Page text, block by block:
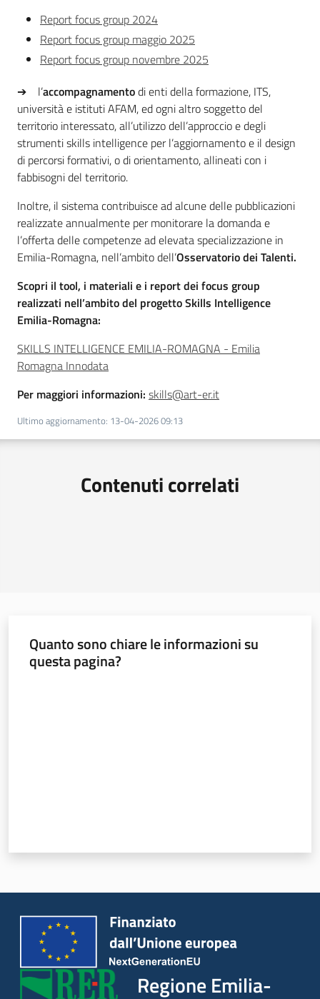
Report focus group 2024
Report focus group maggio 2025
Report focus group novembre 2025
➔ l’accompagnamentodi enti della formazione, ITS,
università e istituti AFAM, ed ogni altro soggetto del
territorio interessato, all’utilizzo dell’approccio e degli
strumenti skills intelligence per l’aggiornamento e il design
di percorsi formativi, o di orientamento, allineati con i
fabbisogni del territorio.
Inoltre, il sistema contribuisce ad alcune delle pubblicazioni
realizzate annualmente per monitorare la domanda e
l’offerta delle competenze ad elevata specializzazione in
Emilia-Romagna, nell’ambito dell’Osservatorio dei Talenti.
Scopri il tool, i materiali e i report dei focus group
realizzati nell’ambito del progetto Skills Intelligence
Emilia-Romagna:
SKILLS INTELLIGENCE EMILIA-ROMAGNA - Emilia
Romagna Innodata
Per maggiori informazioni: skills@art-er.it
Ultimo aggiornamento: 13-04-2026 09:13
Contenuti correlati
Quanto sono chiare le informazioni su
questa pagina?
Regione Emilia-